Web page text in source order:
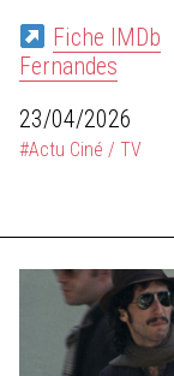
Fiche IMDb
Fernandes
23/04/2026
#Actu Ciné / TV